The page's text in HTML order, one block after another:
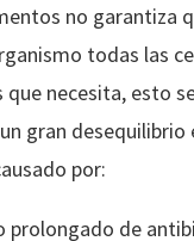
no garantiza
todas las
necesita, esto
gran desequilibrio
por:
prolongado de